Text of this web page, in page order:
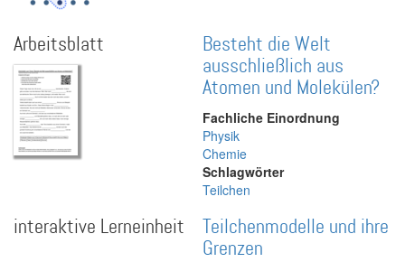
Arbeitsblatt
Besteht die Welt
ausschließlich aus
Atomen und Molekülen?
Fachliche Einordnung
Physik
Chemie
Schlagwörter
Teilchen
interaktive Lerneinheit
Teilchenmodelle und ihre
Grenzen